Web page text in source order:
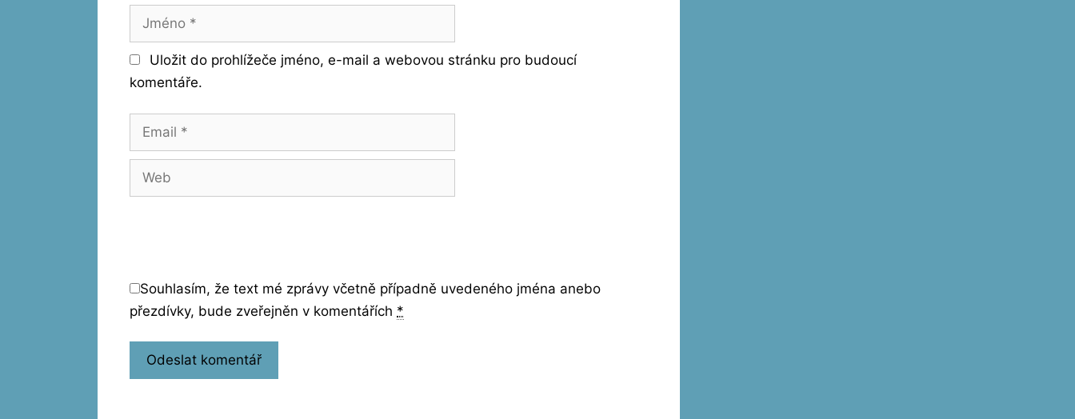
Jméno
Uložit do prohlížeče jméno, e-mail a webovou stránku pro budoucí
komentáře.
Email
Web
Souhlasím, že text mé zprávy včetně případně uvedeného jména anebo
přezdívky, bude zveřejněn v komentářích *